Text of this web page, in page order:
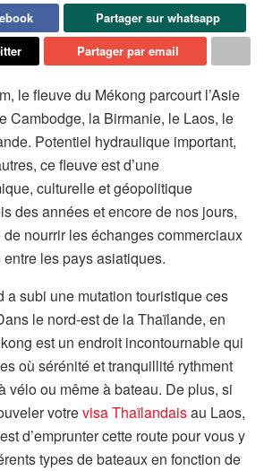
Partager sur whatsapp
Partager par email
le fleuve du Mékong parcourt l’Asie
Cambodge, la Birmanie, le Laos, le
Potentiel hydraulique important,
ce fleuve est d’une
culturelle et géopolitique
des années et encore de nos jours,
nourrir les échanges commerciaux
les pays asiatiques.
a subi une mutation touristique ces
le nord-est de la Thaïlande, en
est un endroit incontournable qui
où sérénité et tranquillité rythment
vélo ou même à bateau. De plus, si
votrevisa Thaïlandaisau Laos,
d’emprunter cette route pour vous y
types de bateaux en fonction de